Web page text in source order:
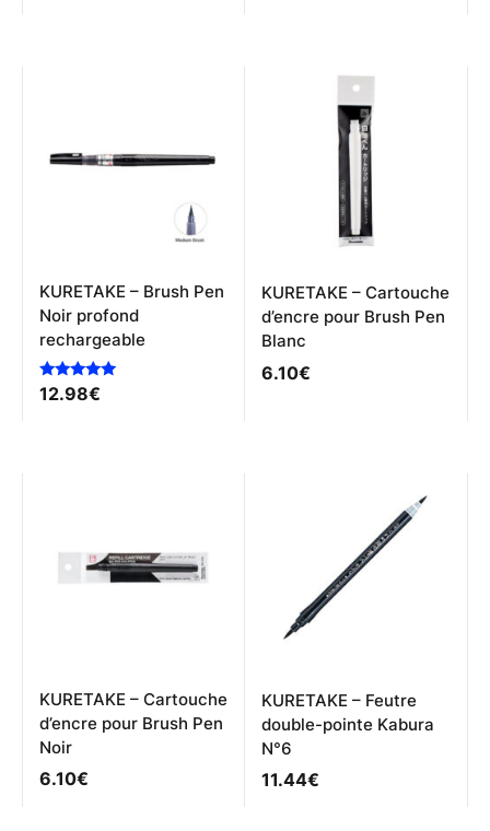
KURETAKE – Brush Pen
Noir profond
rechargeable
Note
5.00
12.98€
KURETAKE – Cartouche
d’encre pour Brush Pen
Blanc
6.10€
KURETAKE – Cartouche
d’encre pour Brush Pen
Noir
6.10€
KURETAKE – Feutre
double-pointe Kabura
N°6
11.44€